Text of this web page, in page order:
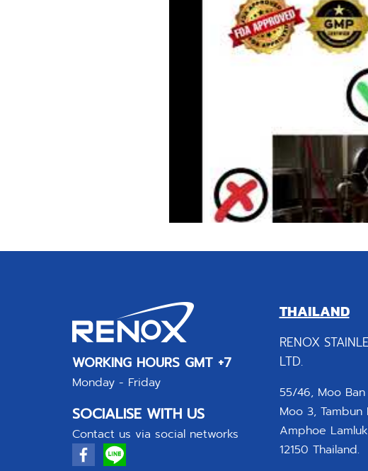
WORKING HOURS GMT +7
Monday - Friday
SOCIALISE WITH US
Contact us via social networks
THAILAND
RENOX
LTD.
55/46, Moo
Moo 3, Tambun
Amphoe
12150 Thailand.